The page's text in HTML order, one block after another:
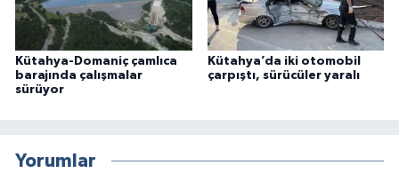
Kütahya-Domaniç çamlıca
barajında çalışmalar
sürüyor
Kütahya’da iki otomobil
çarpıştı, sürücüler yaralı
Yorumlar